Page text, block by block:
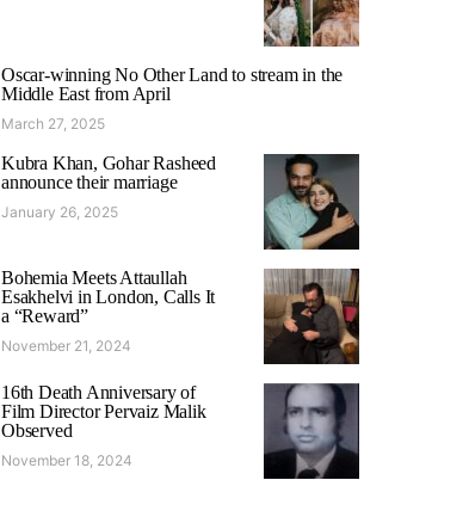
Oscar-winning No Other Land to stream in the
Middle East from April
March 27, 2025
Kubra Khan, Gohar Rasheed
announce their marriage
January 26, 2025
Bohemia Meets Attaullah
Esakhelvi in London, Calls It
a “Reward”
November 21, 2024
16th Death Anniversary of
Film Director Pervaiz Malik
Observed
November 18, 2024